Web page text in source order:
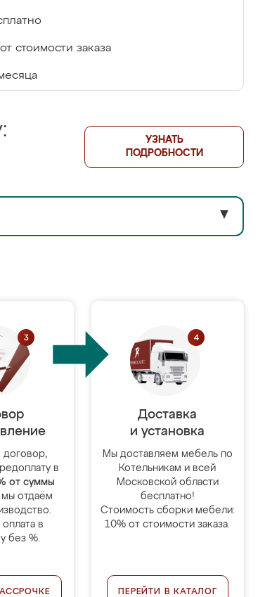
стоимости заказа
УЗНАТЬ
ПОДРОБНОСТИ
▼
договор,
в
от суммы
мы отдаём
в
без %.
Доставка
и установка
Мы доставляем мебель по
Котельникам и всей
Московской области
бесплатно!
Стоимость сборки мебели:
10% от стоимости заказа.
ПЕРЕЙТИ В КАТАЛОГ